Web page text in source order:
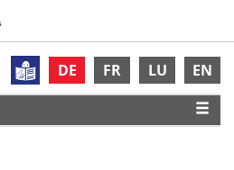
DE FR LU EN